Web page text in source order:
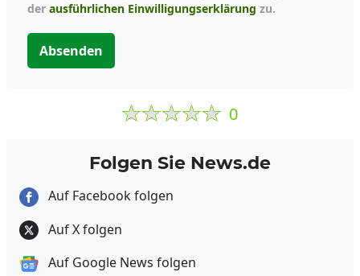
der ausführlichen Einwilligungserklärung zu.
Absenden
0
Folgen Sie News.de
Auf Facebook folgen
Auf X folgen
Auf Google News folgen